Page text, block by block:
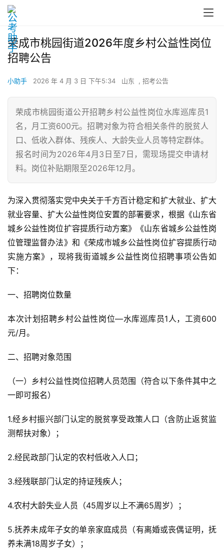
荣成市桃园街道2026年度乡村公益性岗位
招聘公告
小助手 2026 年 4 月 3 日 下午5:34 山东 , 招考公告
荣成市桃园街道公开招聘乡村公益性岗位水库巡库员1
名，月工资600元。招聘对象为符合相关条件的脱贫人
口、低收入群体、残疾人、大龄失业人员等特定群体。
报名时间为2026年4月3日至7日，需现场提交申请材
料。岗位补贴期限至2026年12月。
为深入贯彻落实党中央关于千方百计稳定和扩大就业、扩大
就业容量、扩大公益性岗位安置的部署要求，根据《山东省
城乡公益性岗位扩容提质行动方案》《山东省城乡公益性岗
位管理监督办法》和《荣成市城乡公益性岗位扩容提质行动
实施方案》，现将我街道城乡公益性岗位招聘事项公告如
下：
一、招聘岗位数量
本次计划招聘乡村公益性岗位—水库巡库员1人，工资600
元/月。
二、招聘对象范围
（一）乡村公益性岗位招聘人员范围（符合以下条件其中之
一即可报名）
1.经乡村振兴部门认定的脱贫享受政策人口（含防止返贫监
测帮扶对象）；
2.经民政部门认定的农村低收入人口；
3.经残联部门认定的持证残疾人；
4.农村大龄失业人员（45周岁以上不满65周岁）；
5.抚养未成年子女的单亲家庭成员（有离婚或丧偶证明，抚
养未满18周岁子女）；